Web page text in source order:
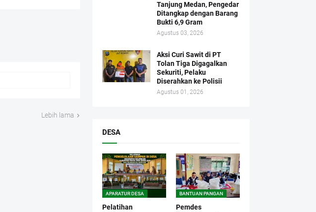
Lebih lama
Tanjung Medan, Pengedar
Ditangkap dengan Barang
Bukti 6,9 Gram
Agustus 03, 2026
Aksi Curi Sawit di PT
Tolan Tiga Digagalkan
Sekuriti, Pelaku
Diserahkan ke Polisii
Agustus 01, 2026
DESA
APARATUR DESA
Pelatihan
BANTUAN PANGAN
Pemdes